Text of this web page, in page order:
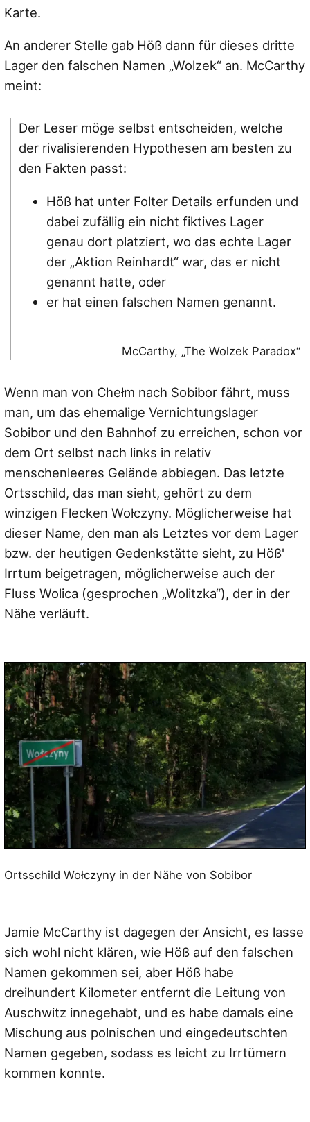
Karte.
An anderer Stelle gab Höß dann für dieses dritte
Lager den falschen Namen „Wolzek“ an. McCarthy
meint:
Der Leser möge selbst entscheiden, welche
der rivalisierenden Hypothesen am besten zu
den Fakten passt:
Höß hat unter Folter Details erfunden und
dabei zufällig ein nicht fiktives Lager
genau dort platziert, wo das echte Lager
der „Aktion Reinhardt“ war, das er nicht
genannt hatte, oder
er hat einen falschen Namen genannt.
McCarthy, „The Wolzek Paradox“
Wenn man von Chełm nach Sobibor fährt, muss
man, um das ehemalige Vernichtungslager
Sobibor und den Bahnhof zu erreichen, schon vor
dem Ort selbst nach links in relativ
menschenleeres Gelände abbiegen. Das letzte
Ortsschild, das man sieht, gehört zu dem
winzigen Flecken Wołczyny. Möglicherweise hat
dieser Name, den man als Letztes vor dem Lager
bzw. der heutigen Gedenkstätte sieht, zu Höß'
Irrtum beigetragen, möglicherweise auch der
Fluss Wolica (gesprochen „Wolitzka“), der in der
Nähe verläuft.
Ortsschild Wołczyny in der Nähe von Sobibor
Jamie McCarthy ist dagegen der Ansicht, es lasse
sich wohl nicht klären, wie Höß auf den falschen
Namen gekommen sei, aber Höß habe
dreihundert Kilometer entfernt die Leitung von
Auschwitz innegehabt, und es habe damals eine
Mischung aus polnischen und eingedeutschten
Namen gegeben, sodass es leicht zu Irrtümern
kommen konnte.